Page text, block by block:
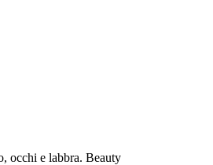
occhi e labbra. Beauty